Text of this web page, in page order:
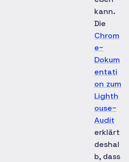
kann.
Die
Chrom
e-
Dokum
entati
on zum
Lighth
ouse-
Audit
erklärt
deshal
b, dass